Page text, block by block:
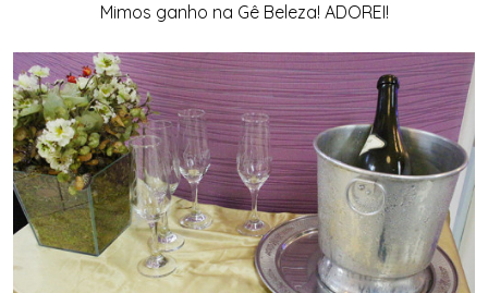
Mimos ganho na Gê Beleza! ADOREI!